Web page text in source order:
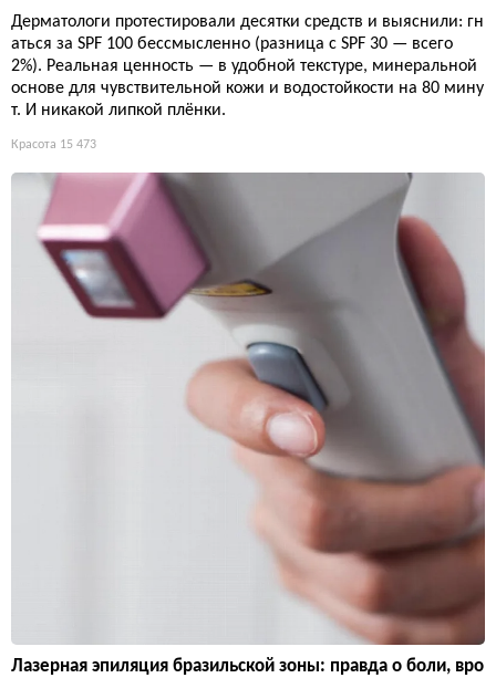
Дерматологи протестировали десятки средств и выяснили: гн
аться за SPF 100 бессмысленно (разница с SPF 30 — всего
2%). Реальная ценность — в удобной текстуре, минеральной
основе для чувствительной кожи и водостойкости на 80 мину
т. И никакой липкой плёнки.
Красота 15 473
Лазерная эпиляция бразильской зоны: правда о боли, вро